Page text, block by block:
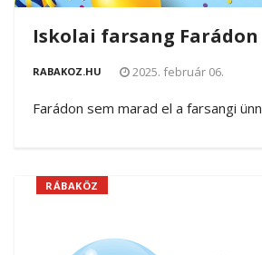
Iskolai farsang Farádon
RABAKOZ.HU 2025. február 06.
Farádon sem marad el a farsangi
RÁBAKÖZ